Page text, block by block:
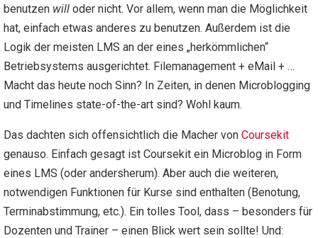
benutzen will oder nicht. Vor allem, wenn man die Möglichkeit
hat, einfach etwas anderes zu benutzen. Außerdem ist die
Logik der meisten LMS an der eines „herkömmlichen“
Betriebsystems ausgerichtet. Filemanagement + eMail + …
Macht das heute noch Sinn? In Zeiten, in denen Microblogging
und Timelines state-of-the-art sind? Wohl kaum.
Das dachten sich offensichtlich die Macher von Coursekit
genauso. Einfach gesagt ist Coursekit ein Microblog in Form
eines LMS (oder andersherum). Aber auch die weiteren,
notwendigen Funktionen für Kurse sind enthalten (Benotung,
Terminabstimmung, etc.). Ein tolles Tool, dass – besonders für
Dozenten und Trainer – einen Blick wert sein sollte! Und: